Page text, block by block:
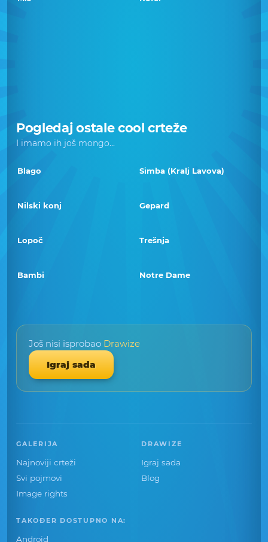
Pogledaj ostale cool crteže
I imamo ih još mongo...
Blago Simba (Kralj Lavova)
Nilski konj Gepard
Lopoč Trešnja
Bambi Notre Dame
Još nisi isprobao Drawize
Igraj sada
GALERIJA
Najnoviji crteži
Svi pojmovi
Image rights
DRAWIZE
Igraj sada
Blog
TAKOĐER DOSTUPNO NA:
Android